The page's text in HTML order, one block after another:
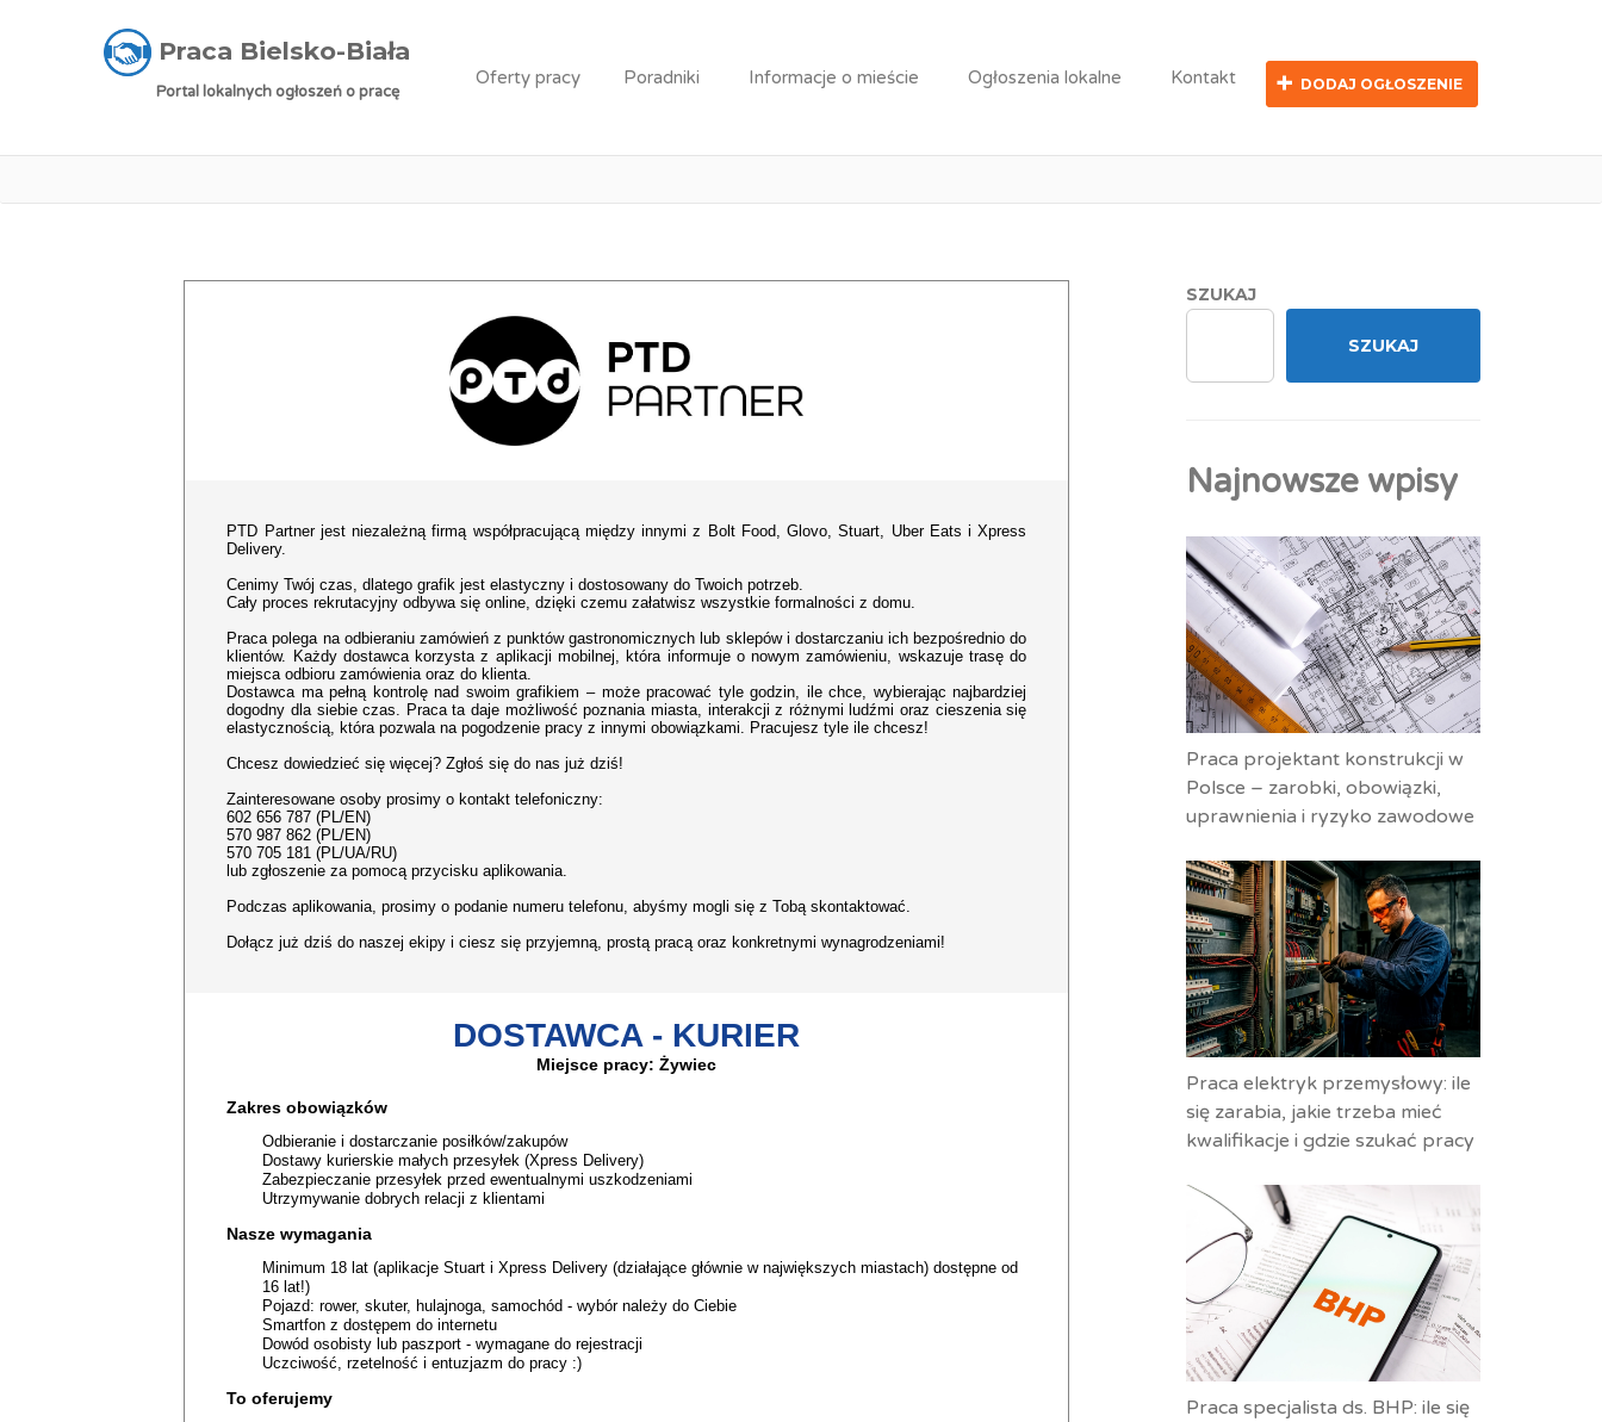
Praca Bielsko-Biała
Portal lokalnych ogłoszeń o pracę
Oferty pracy Poradniki Informacje o mieście Ogłoszenia lokalne Kontakt DODAJ OGŁOSZENIE
Praca Bielsko-Biała » Oferty pracy
PTD Partner jest niezależną firmą współpracującą między innymi z Bolt Food, Glovo, Stuart, Uber Eats i Xpress
Delivery.
Cenimy Twój czas, dlatego grafik jest elastyczny i dostosowany do Twoich potrzeb.
Cały proces rekrutacyjny odbywa się online, dzięki czemu załatwisz wszystkie formalności z domu.
Praca polega na odbieraniu zamówień z punktów gastronomicznych lub sklepów i dostarczaniu ich bezpośrednio do
klientów. Każdy dostawca korzysta z aplikacji mobilnej, która informuje o nowym zamówieniu, wskazuje trasę do
miejsca odbioru zamówienia oraz do klienta.
Dostawca ma pełną kontrolę nad swoim grafikiem – może pracować tyle godzin, ile chce, wybierając najbardziej
dogodny dla siebie czas. Praca ta daje możliwość poznania miasta, interakcji z różnymi ludźmi oraz cieszenia się
elastycznością, która pozwala na pogodzenie pracy z innymi obowiązkami. Pracujesz tyle ile chcesz!
Chcesz dowiedzieć się więcej? Zgłoś się do nas już dziś!
Zainteresowane osoby prosimy o kontakt telefoniczny:
602 656 787 (PL/EN)
570 987 862 (PL/EN)
570 705 181 (PL/UA/RU)
lub zgłoszenie za pomocą przycisku aplikowania.
Podczas aplikowania, prosimy o podanie numeru telefonu, abyśmy mogli się z Tobą skontaktować.
Dołącz już dziś do naszej ekipy i ciesz się przyjemną, prostą pracą oraz konkretnymi wynagrodzeniami!
DOSTAWCA - KURIER
Miejsce pracy: Żywiec
Zakres obowiązków
Odbieranie i dostarczanie posiłków/zakupów
Dostawy kurierskie małych przesyłek (Xpress Delivery)
Zabezpieczanie przesyłek przed ewentualnymi uszkodzeniami
Utrzymywanie dobrych relacji z klientami
Nasze wymagania
Minimum 18 lat (aplikacje Stuart i Xpress Delivery (działające głównie w największych miastach) dostępne od
16 lat!)
Pojazd: rower, skuter, hulajnoga, samochód - wybór należy do Ciebie
Smartfon z dostępem do internetu
Dowód osobisty lub paszport - wymagane do rejestracji
Uczciwość, rzetelność i entuzjazm do pracy :)
To oferujemy
SZUKAJ
SZUKAJ
Najnowsze wpisy
Praca projektant konstrukcji w
Polsce – zarobki, obowiązki,
uprawnienia i ryzyko zawodowe
Praca elektryk przemysłowy: ile
się zarabia, jakie trzeba mieć
kwalifikacje i gdzie szukać pracy
Praca specjalista ds. BHP: ile się